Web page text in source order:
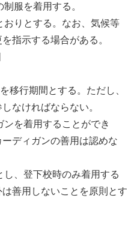
服を着用する。
おりとする。なお、気候等
指示する場合がある。
移行期間とする。ただし、
なければならない。
を着用することができ
ディガンの善用は認めな
、登下校時のみ着用する
善用しないことを原則とす